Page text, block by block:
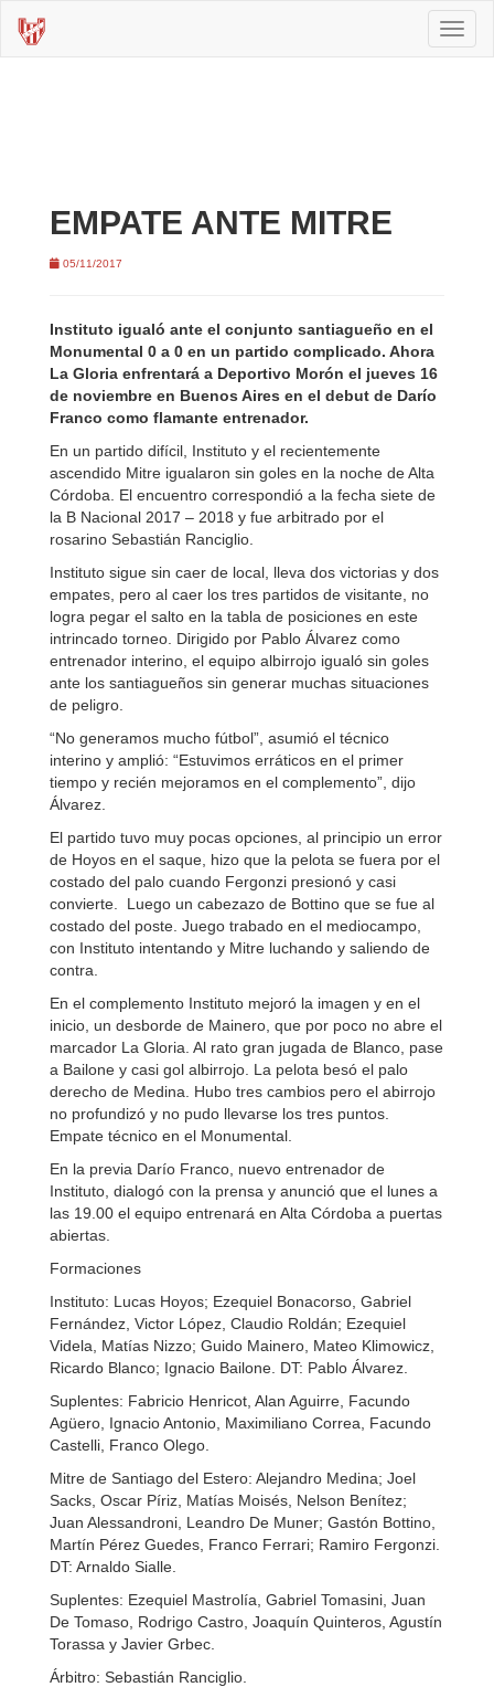
EMPATE ANTE MITRE
05/11/2017
Instituto igualó ante el conjunto santiagueño en el
Monumental 0 a 0 en un partido complicado. Ahora
La Gloria enfrentará a Deportivo Morón el jueves 16
de noviembre en Buenos Aires en el debut de Darío
Franco como flamante entrenador.
En un partido difícil, Instituto y el recientemente
ascendido Mitre igualaron sin goles en la noche de Alta
Córdoba. El encuentro correspondió a la fecha siete de
la B Nacional 2017 – 2018 y fue arbitrado por el
rosarino Sebastián Ranciglio.
Instituto sigue sin caer de local, lleva dos victorias y dos
empates, pero al caer los tres partidos de visitante, no
logra pegar el salto en la tabla de posiciones en este
intrincado torneo. Dirigido por Pablo Álvarez como
entrenador interino, el equipo albirrojo igualó sin goles
ante los santiagueños sin generar muchas situaciones
de peligro.
“No generamos mucho fútbol”, asumió el técnico
interino y amplió: “Estuvimos erráticos en el primer
tiempo y recién mejoramos en el complemento”, dijo
Álvarez.
El partido tuvo muy pocas opciones, al principio un error
de Hoyos en el saque, hizo que la pelota se fuera por el
costado del palo cuando Fergonzi presionó y casi
convierte. Luego un cabezazo de Bottino que se fue al
costado del poste. Juego trabado en el mediocampo,
con Instituto intentando y Mitre luchando y saliendo de
contra.
En el complemento Instituto mejoró la imagen y en el
inicio, un desborde de Mainero, que por poco no abre el
marcador La Gloria. Al rato gran jugada de Blanco, pase
a Bailone y casi gol albirrojo. La pelota besó el palo
derecho de Medina. Hubo tres cambios pero el abirrojo
no profundizó y no pudo llevarse los tres puntos.
Empate técnico en el Monumental.
En la previa Darío Franco, nuevo entrenador de
Instituto, dialogó con la prensa y anunció que el lunes a
las 19.00 el equipo entrenará en Alta Córdoba a puertas
abiertas.
Formaciones
Instituto: Lucas Hoyos; Ezequiel Bonacorso, Gabriel
Fernández, Victor López, Claudio Roldán; Ezequiel
Videla, Matías Nizzo; Guido Mainero, Mateo Klimowicz,
Ricardo Blanco; Ignacio Bailone. DT: Pablo Álvarez.
Suplentes: Fabricio Henricot, Alan Aguirre, Facundo
Agüero, Ignacio Antonio, Maximiliano Correa, Facundo
Castelli, Franco Olego.
Mitre de Santiago del Estero: Alejandro Medina; Joel
Sacks, Oscar Píriz, Matías Moisés, Nelson Benítez;
Juan Alessandroni, Leandro De Muner; Gastón Bottino,
Martín Pérez Guedes, Franco Ferrari; Ramiro Fergonzi.
DT: Arnaldo Sialle.
Suplentes: Ezequiel Mastrolía, Gabriel Tomasini, Juan
De Tomaso, Rodrigo Castro, Joaquín Quinteros, Agustín
Torassa y Javier Grbec.
Árbitro: Sebastián Ranciglio.